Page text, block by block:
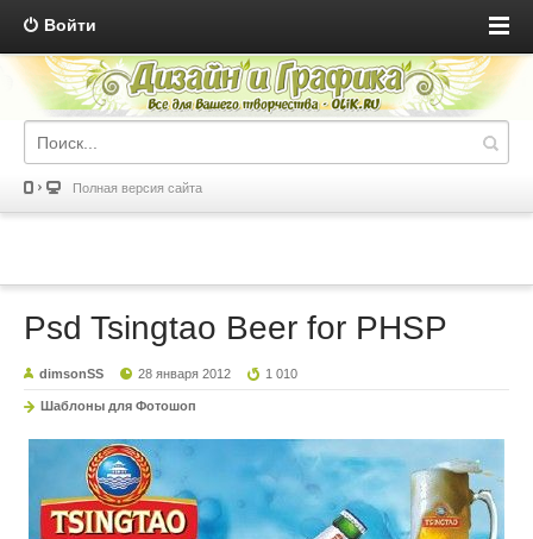
Войти
Полная версия сайта
Psd Tsingtao Beer for PHSP
dimsonSS 28 января 2012 1 010
Шаблоны для Фотошоп